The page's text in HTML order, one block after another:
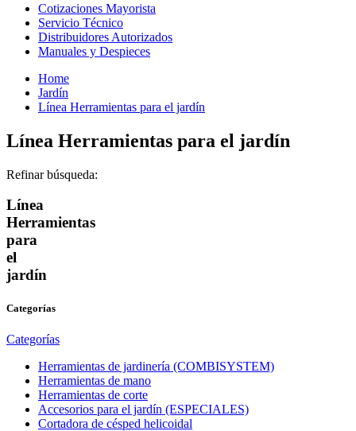
Cotizaciones Mayorista
Servicio Técnico
Distribuidores Autorizados
Manuales y Despieces
Home
Jardín
Línea Herramientas para el jardín
Línea Herramientas para el jardín
Refinar búsqueda:
Línea
Herramientas
para
el
jardín
Categorías
Categorías
Herramientas de jardinería (COMBISYSTEM)
Herramientas de mano
Herramientas de corte
Accesorios para el jardín (ESPECIALES)
Cortadora de césped helicoidal